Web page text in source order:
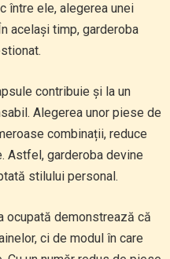
între ele, alegerea unei
același timp, garderoba
contribuie și la un
Alegerea unor piese de
combinații, reduce
Astfel, garderoba devine
stilului personal.
ocupată demonstrează că
ci de modul în care